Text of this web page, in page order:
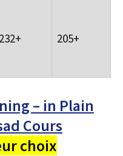
205+
– in Plain
Cours
choix